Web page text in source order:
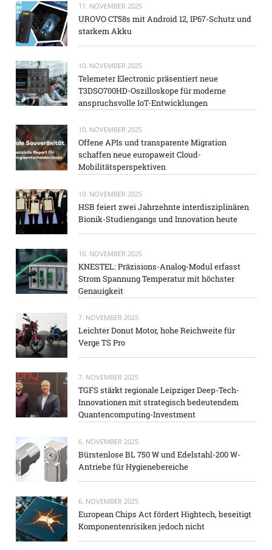
11. NOVEMBER 2025
UROVO CT58s mit Android 12, IP67-Schutz und
starkem Akku
10. NOVEMBER 2025
Telemeter Electronic präsentiert neue
T3DSO700HD-Oszilloskope für moderne
anspruchsvolle IoT-Entwicklungen
10. NOVEMBER 2025
Offene APIs und transparente Migration
schaffen neue europaweit Cloud-
Mobilitätsperspektiven
10. NOVEMBER 2025
HSB feiert zwei Jahrzehnte interdisziplinären
Bionik-Studiengangs und Innovation heute
10. NOVEMBER 2025
KNESTEL: Präzisions-Analog-Modul erfasst
Strom Spannung Temperatur mit höchster
Genauigkeit
7. NOVEMBER 2025
Leichter Donut Motor, hohe Reichweite für
Verge TS Pro
7. NOVEMBER 2025
TGFS stärkt regionale Leipziger Deep-Tech-
Innovationen mit strategisch bedeutendem
Quantencomputing-Investment
6. NOVEMBER 2025
Bürstenlose BL 750 W und Edelstahl-200 W-
Antriebe für Hygienebereiche
6. NOVEMBER 2025
European Chips Act fördert Hightech, beseitigt
Komponentenrisiken jedoch nicht